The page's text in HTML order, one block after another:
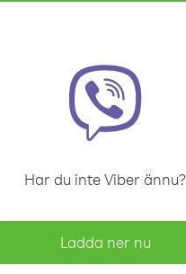
Har du inte Viber ännu?
Ladda ner nu